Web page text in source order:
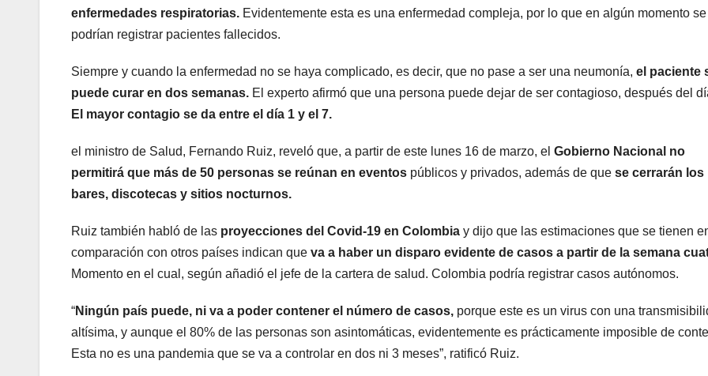
enfermedades respiratorias. Evidentemente esta es una enfermedad compleja, por lo que en algún momento se
podrían registrar pacientes fallecidos.
Siempre y cuando la enfermedad no se haya complicado, es decir, que no pase a ser una neumonía, el paciente
puede curar en dos semanas. El experto afirmó que una persona puede dejar de ser contagioso, después del
El mayor contagio se da entre el día 1 y el 7.
el ministro de Salud, Fernando Ruiz, reveló que, a partir de este lunes 16 de marzo, el Gobierno Nacional no
permitirá que más de 50 personas se reúnan en eventos públicos y privados, además de que se cerrarán los
bares, discotecas y sitios nocturnos.
Ruiz también habló de las proyecciones del Covid-19 en Colombia y dijo que las estimaciones que se tienen
comparación con otros países indican que va a haber un disparo evidente de casos a partir de la semana
Momento en el cual, según añadió el jefe de la cartera de salud. Colombia podría registrar casos autónomos.
“Ningún país puede, ni va a poder contener el número de casos, porque este es un virus con una
altísima, y aunque el 80% de las personas son asintomáticas, evidentemente es prácticamente imposible de
Esta no es una pandemia que se va a controlar en dos ni 3 meses”, ratificó Ruiz.